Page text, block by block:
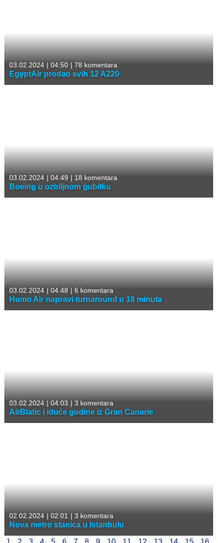
03.02.2024 | 04:50 | 78 komentara
EgyptAir prodao svih 12 A220
03.02.2024 | 04:49 | 18 komentara
Boeing u ozbiljnom gubitku
03.02.2024 | 04:48 | 6 komentara
Humo Air napravi turnaround u 18 minuta
03.02.2024 | 04:03 | 3 komentara
AirBlatic i iduće godine iz Gran Canarie
02.02.2024 | 02:01 | 3 komentara
Nova metro stanica u Istanbulu